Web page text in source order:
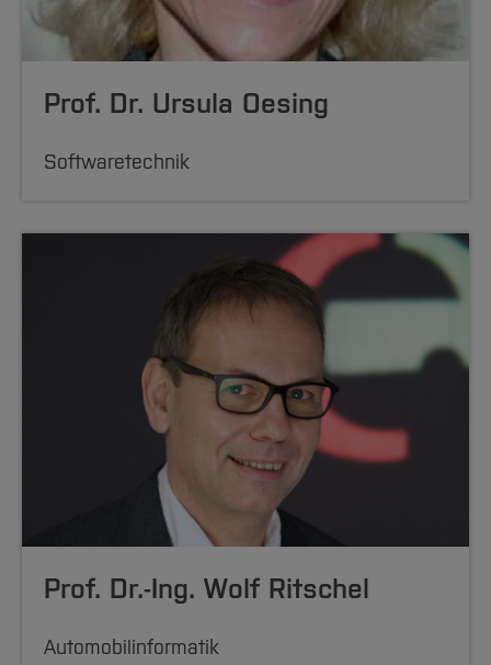
Prof. Dr. Ursula Oesing
Softwaretechnik
Prof. Dr.-Ing. Wolf Ritschel
Automobilinformatik